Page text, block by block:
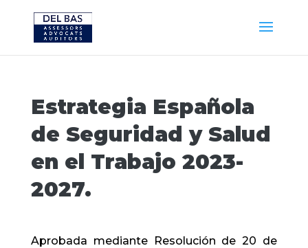
Estrategia Española
de Seguridad y Salud
en el Trabajo 2023-
2027.
Aprobada mediante Resolución de 20 de